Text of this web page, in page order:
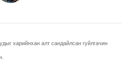
харийнхан алт сандайлсан гуйлгачин